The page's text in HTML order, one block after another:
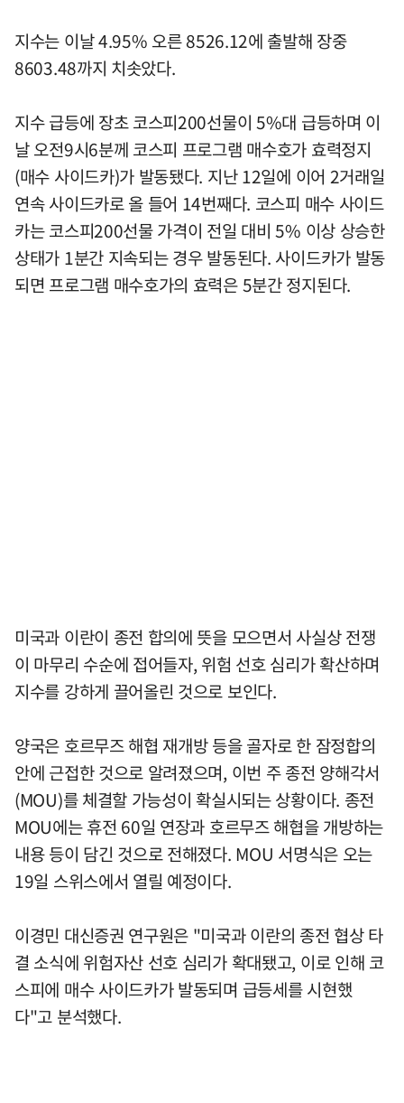
지수는 이날 4.95% 오른 8526.12에 출발해 장중
8603.48까지 치솟았다.
지수 급등에 장초 코스피200선물이 5%대 급등하며 이
날 오전9시6분께 코스피 프로그램 매수호가 효력정지
(매수 사이드카)가 발동됐다. 지난 12일에 이어 2거래일
연속 사이드카로 올 들어 14번째다. 코스피 매수 사이드
카는 코스피200선물 가격이 전일 대비 5% 이상 상승한
상태가 1분간 지속되는 경우 발동된다. 사이드카가 발동
되면 프로그램 매수호가의 효력은 5분간 정지된다.
미국과 이란이 종전 합의에 뜻을 모으면서 사실상 전쟁
이 마무리 수순에 접어들자, 위험 선호 심리가 확산하며
지수를 강하게 끌어올린 것으로 보인다.
양국은 호르무즈 해협 재개방 등을 골자로 한 잠정합의
안에 근접한 것으로 알려졌으며, 이번 주 종전 양해각서
(MOU)를 체결할 가능성이 확실시되는 상황이다. 종전
MOU에는 휴전 60일 연장과 호르무즈 해협을 개방하는
내용 등이 담긴 것으로 전해졌다. MOU 서명식은 오는
19일 스위스에서 열릴 예정이다.
이경민 대신증권 연구원은 "미국과 이란의 종전 협상 타
결 소식에 위험자산 선호 심리가 확대됐고, 이로 인해 코
스피에 매수 사이드카가 발동되며 급등세를 시현했
다"고 분석했다.